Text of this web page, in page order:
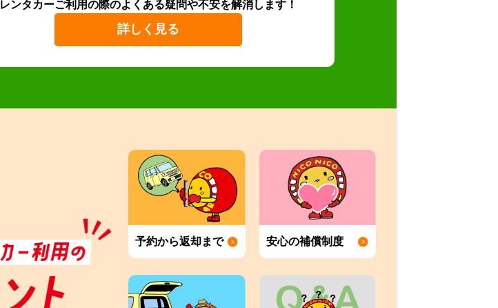
レンタカーご利用の際のよくある疑問や不安を解消します！
詳しく見る
予約から返却まで 安心の補償制度